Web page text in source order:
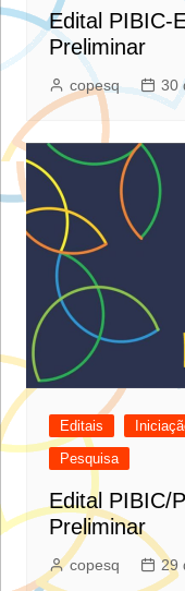
Edital PIBIC-
Preliminar
copesq 30
Editais
Pesquisa
Edital PIBIC/
Preliminar
copesq 29